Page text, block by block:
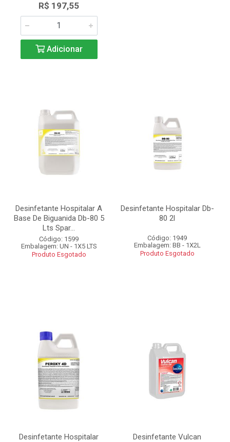
R$ 197,55
Adicionar
Desinfetante Hospitalar A
Base De Biguanida Db-80 5
Lts Spar...
Código: 1599
Embalagem: UN - 1X5 LTS
Produto Esgotado
Desinfetante Hospitalar Db-
80 2l
Código: 1949
Embalagem: BB - 1X2L
Produto Esgotado
Desinfetante Hospitalar Desinfetante Vulcan